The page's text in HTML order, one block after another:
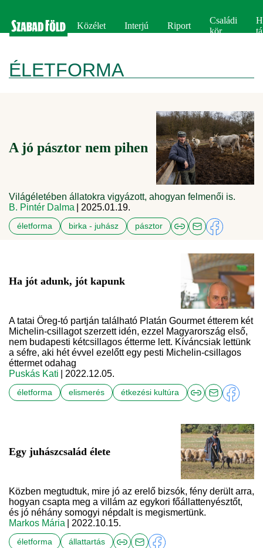
Közélet Interjú Riport
Családi
kör
ÉLETFORMA
A jó pásztor nem pihen
Világéletében állatokra vigyázott, ahogyan felmenői is.
B. Pintér Dalma
| 2025.01.19.
életforma birka - juhász pásztor
Ha jót adunk, jót kapunk
A tatai Öreg-tó partján található Platán Gourmet étterem két
Michelin-csillagot szerzett idén, ezzel Magyarország első,
nem budapesti kétcsillagos étterme lett. Kíváncsiak lettünk
a séfre, aki hét évvel ezelőtt egy pesti Michelin-csillagos
éttermet odahag
Puskás Kati
| 2022.12.05.
életforma elismerés étkezési kultúra
Egy juhászcsalád élete
Közben megtudtuk, mire jó az erelő bizsók, fény derült arra,
hogyan csapta meg a villám az egykori főállattenyésztőt,
és jó néhány somogyi népdalt is megismertünk.
Markos Mária
| 2022.10.15.
életforma állattartás